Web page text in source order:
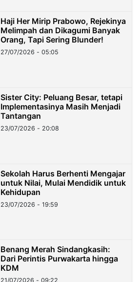
Haji Her Mirip Prabowo, Rejekinya
Melimpah dan Dikagumi Banyak
Orang, Tapi Sering Blunder!
27/07/2026 - 05:05
Sister City: Peluang Besar, tetapi
Implementasinya Masih Menjadi
Tantangan
23/07/2026 - 20:08
Sekolah Harus Berhenti Mengajar
untuk Nilai, Mulai Mendidik untuk
Kehidupan
23/07/2026 - 19:59
Benang Merah Sindangkasih:
Dari Perintis Purwakarta hingga
KDM
21/07/2026 - 09:22